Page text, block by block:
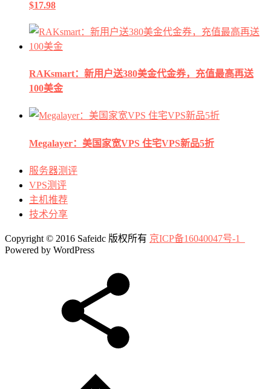
$17.98
RAKsmart：新用户送380美金代金券，充值最高再送
100美金
Megalayer：美国家宽VPS 住宅VPS新品5折
服务器测评
VPS测评
主机推荐
技术分享
Copyright © 2016 Safeidc 版权所有 京ICP备16040047号-1
Powered by WordPress